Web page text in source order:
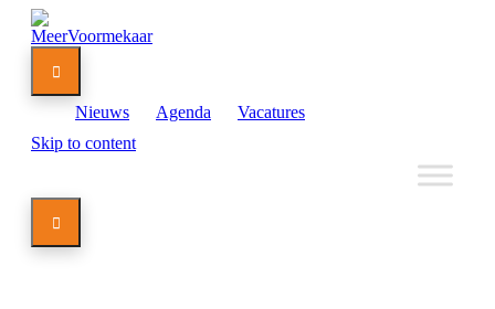

Nieuws Agenda
Vacatures
Skip to content
